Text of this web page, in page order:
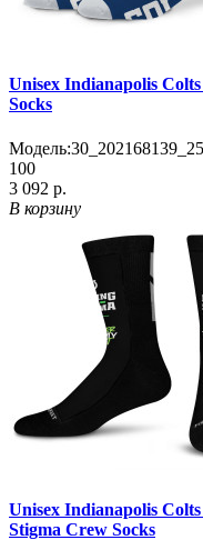
Unisex Indianapolis
Socks
Модель:30_202168139_25
100
3 092 р.
В корзину
Unisex Indianapolis
Stigma Crew Socks